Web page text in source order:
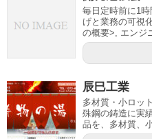
毎日定時前に1
げと業務の可視
の概要>, エンジ
辰巳工業
多材質・小ロッ
殊鋼の鋳造に実
品を、多材質、